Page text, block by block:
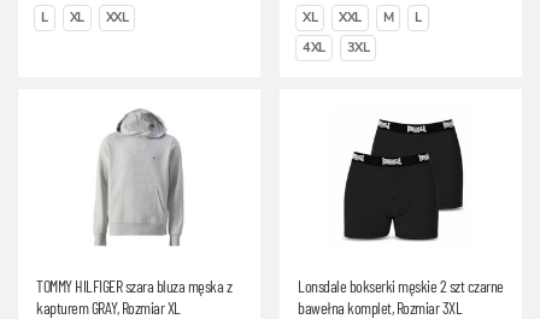
L XL XXL XL XXL M
L
4XL
3XL
TOMMY HILFIGER szara bluza męska z
kapturem GRAY, Rozmiar XL
Lonsdale bokserki męskie 2 szt czarne
bawełna komplet, Rozmiar 3XL